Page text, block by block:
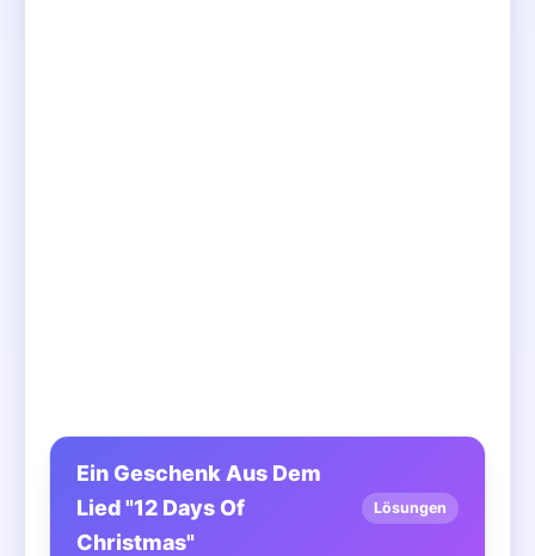
Ein Geschenk Aus Dem
Lied "12 Days Of
Christmas"
Lösungen